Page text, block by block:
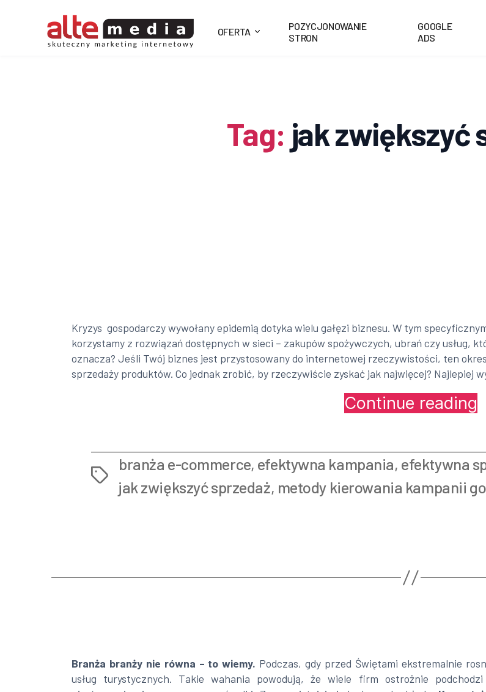
OFERTA
POZYCJONOWANIE
STRON
GOOGLE
ADS
Tag: jak zwiększyć
Kryzys gospodarczy wywołany epidemią dotyka wielu gałęzi biznesu. W tym
korzystamy z rozwiązań dostępnych w sieci – zakupów spożywczych, ubrań czy usług,
oznacza? Jeśli Twój biznes jest przystosowany do internetowej rzeczywistości, ten
sprzedaży produktów. Co jednak zrobić, by rzeczywiście zyskać jak najwięcej? Najlepiej
Continue reading
to
Tags
branża e-commerce, efektywna kampania, efektywna
jak zwiększyć sprzedaż, metody kierowania kampanii
Branża branży nie równa – to wiemy. Podczas, gdy przed Świętami ekstremalnie
usług turystycznych. Takie wahania powodują, że wiele firm ostrożnie